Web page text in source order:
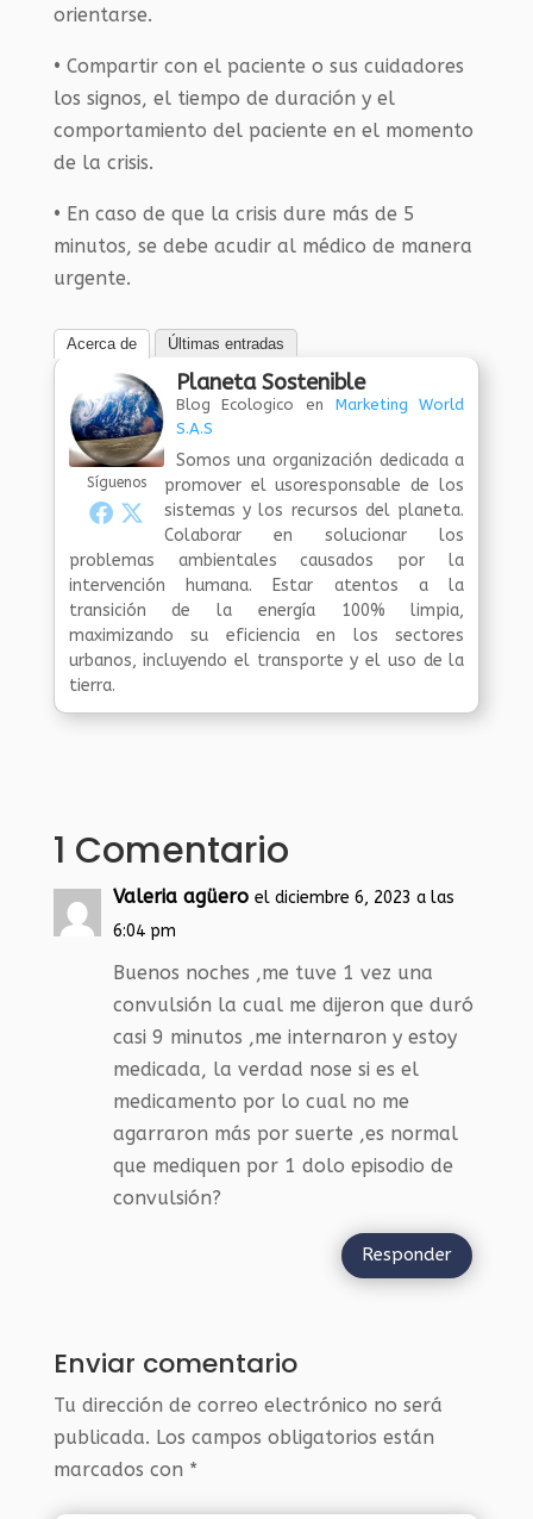
orientarse.
• Compartir con el paciente o sus cuidadores
los signos, el tiempo de duración y el
comportamiento del paciente en el momento
de la crisis.
• En caso de que la crisis dure más de 5
minutos, se debe acudir al médico de manera
urgente.
Acerca de Últimas entradas
Síguenos
Planeta Sostenible
Blog Ecologico en Marketing World
S.A.S
Somos una organización dedicada a
promover el usoresponsable de los
sistemas y los recursos del planeta.
Colaborar en solucionar los
problemas ambientales causados por la
intervención humana. Estar atentos a la
transición de la energía 100% limpia,
maximizando su eficiencia en los sectores
urbanos, incluyendo el transporte y el uso de la
tierra.
1 Comentario
Valeria agüero el diciembre 6, 2023 a las
6:04 pm
Buenos noches ,me tuve 1 vez una
convulsión la cual me dijeron que duró
casi 9 minutos ,me internaron y estoy
medicada, la verdad nose si es el
medicamento por lo cual no me
agarraron más por suerte ,es normal
que mediquen por 1 dolo episodio de
convulsión?
Responder
Enviar comentario
Tu dirección de correo electrónico no será
publicada. Los campos obligatorios están
marcados con *